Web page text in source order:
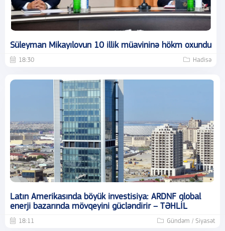
Süleyman Mikayılovun 10 illik müavininə hökm oxundu
18:30 Hadisə
Latın Amerikasında böyük investisiya: ARDNF qlobal
enerji bazarında mövqeyini gücləndirir – TƏHLİL
18:11 Gündəm / Siyasət